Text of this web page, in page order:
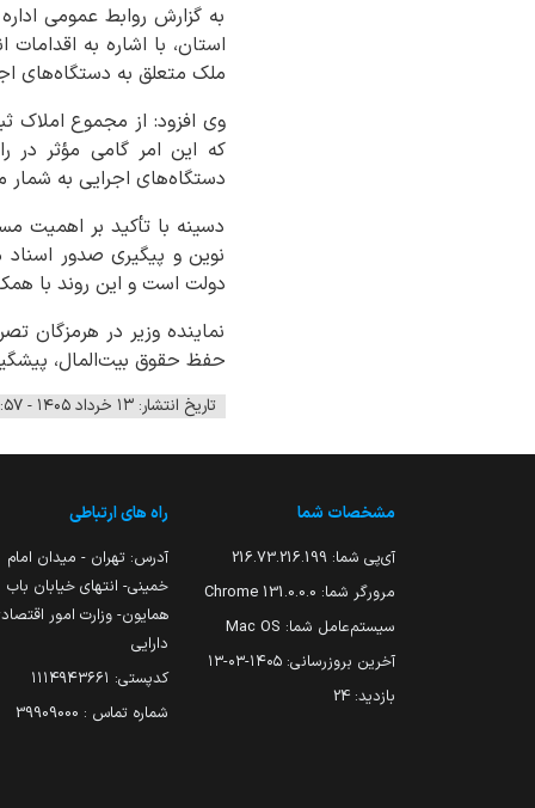
به گزارش روابط عمومی
ملک متعلق به دستگاه‌های
که این امر گامی مؤثر در
دستگاه‌های اجرایی به شمار
دسینه با تأکید بر اهمیت
نوین و پیگیری صدور اسناد
دولت است و این روند با
نماینده وزیر در هرمزگان
حفظ حقوق بیت‌المال،
تاریخ انتشار: ۱۳ خرداد ۱۴۰۵ - ۱۰:۵۷
مشخصات شما
آی‌پی شما: 216.73.216.199
مرورگر شما: 131.0.0.0 Chrome
سیستم‌عامل شما: Mac OS
آخرین بروزرسانی: ۱۴۰۵-۰۳-۱۳
بازدید: 24
راه های ارتباطی
آدرس: تهران - میدان امام
خمینی- انتهای خیابان باب
همایون- وزارت امور
دارایی
کدپستی: ۱۱۱۴۹۴۳۶۶۱
شماره تماس : 39909000